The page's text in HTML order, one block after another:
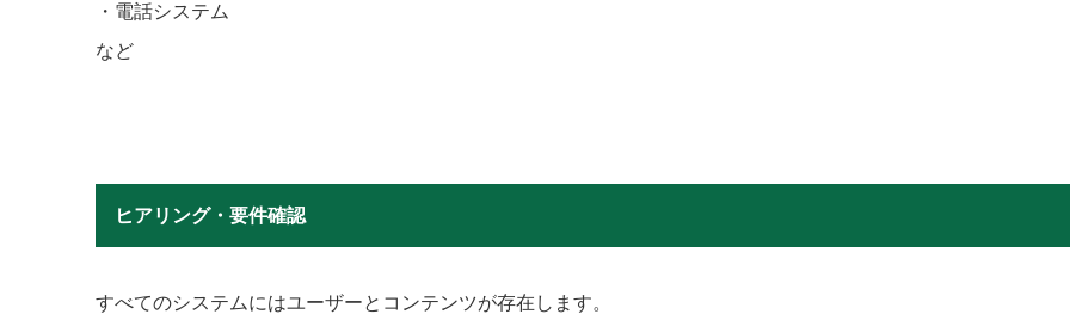
・電話システム
など
ヒアリング・要件確認
すべてのシステムにはユーザーとコンテンツが存在します。